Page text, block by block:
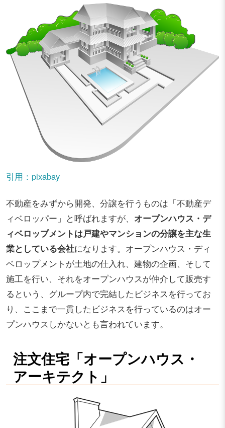
引用：pixabay
不動産をみずから開発、分譲を行うものは「不動産デ
ィベロッパー」と呼ばれますが、 オープンハウス・デ
ィベロップメントは戸建やマンションの分譲を主な生
業としている会社になります。オープンハウス・ディ
ベロップメントが土地の仕入れ、建物の企画、そして
施工を行い、それをオープンハウスが仲介して販売す
るという、グループ内で完結したビジネスを行ってお
り、ここまで一貫したビジネスを行っているのはオー
プンハウスしかないとも言われています。
注文住宅「オープンハウス・
アーキテクト」